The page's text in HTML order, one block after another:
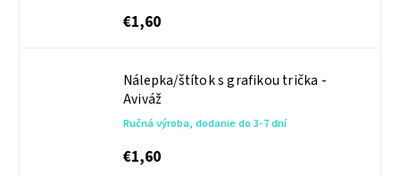
€1,60
Nálepka/štítok s grafikou trička -
Aviváž
Ručná výroba, dodanie do 3-7 dní
€1,60